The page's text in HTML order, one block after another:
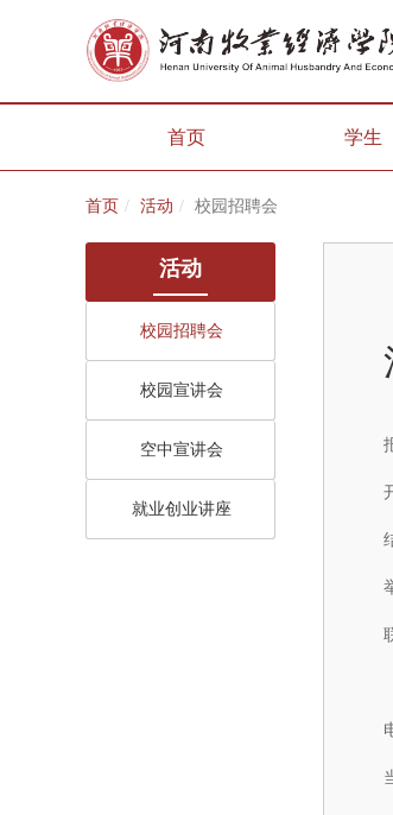
首页 学生
首页 活动 校园招聘会
活动
校园招聘会
校园宣讲会
空中宣讲会
就业创业讲座